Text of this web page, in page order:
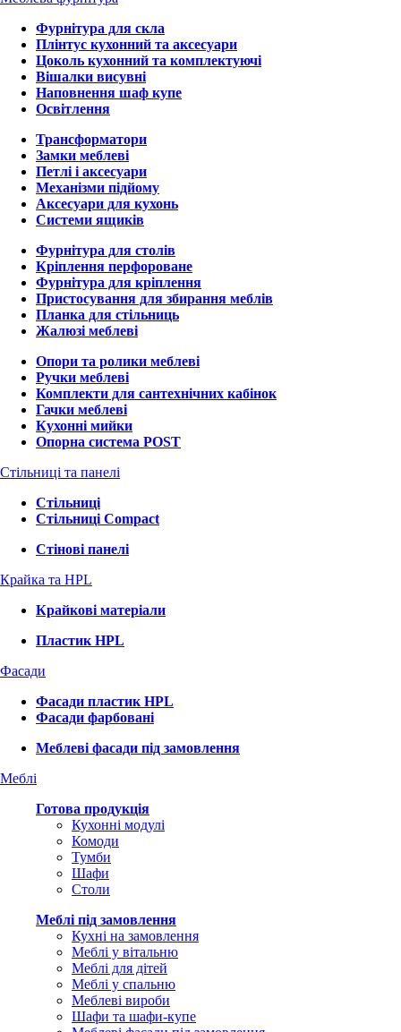
Фурнітура для скла
Плінтус кухонний та аксесуари
Цоколь кухонний та комплектуючі
Вішалки висувні
Наповнення шаф купе
Освітлення
Трансформатори
Замки меблеві
Петлі і аксесуари
Механізми підйому
Аксесуари для кухонь
Системи ящиків
Фурнітура для столів
Кріплення перфороване
Фурнітура для кріплення
Пристосування для збирання меблів
Планка для стільниць
Жалюзі меблеві
Опори та ролики меблеві
Ручки меблеві
Комплекти для сантехнічних кабінок
Гачки меблеві
Кухонні мийки
Опорна система POST
Стільниці та панелі
Стільниці
Стільниці Compact
Стінові панелі
Крайка та HPL
Крайкові матеріали
Пластик HPL
Фасади
Фасади пластик HPL
Фасади фарбовані
Меблеві фасади під замовлення
Меблі
Готова продукція
Кухонні модулі
Комоди
Тумби
Шафи
Столи
Меблі під замовлення
Кухні на замовлення
Меблі у вітальню
Меблі для дітей
Меблі у спальню
Меблеві вироби
Шафи та шафи-купе